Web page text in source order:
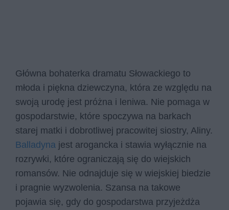
Główna bohaterka dramatu Słowackiego to
młoda i piękna dziewczyna, która ze względu na
swoją urodę jest próżna i leniwa. Nie pomaga w
gospodarstwie, które spoczywa na barkach
starej matki i dobrotliwej pracowitej siostry, Aliny.
Balladyna jest arogancka i stawia wyłącznie na
rozrywki, które ograniczają się do wiejskich
romansów. Nie odnajduje się w wiejskiej biedzie
i pragnie wyzwolenia. Szansa na takowe
pojawia się, gdy do gospodarstwa przyjeżdża